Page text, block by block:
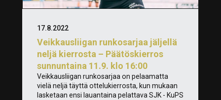
Veikkausliigan runkosarjaa jäljellä
neljä kierrosta – Päätöskierros
sunnuntaina 11.9. klo 16:00
17.8.2022
Veikkausliigan runkosarjaa on pelaamatta
vielä neljä täyttä ottelukierrosta, kun mukaan
lasketaan ensi lauantaina pelattava SJK - KuPS